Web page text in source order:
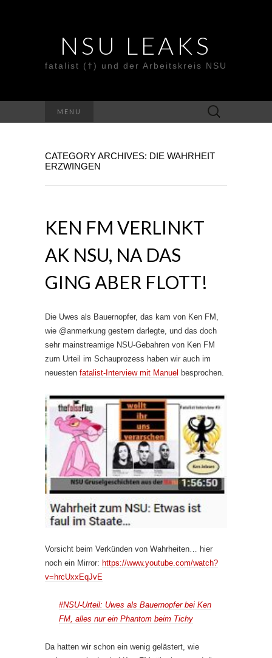
NSU LEAKS
fatalist (†) und der Arbeitskreis NSU
MENU
Suche
nach:
CATEGORY ARCHIVES: DIE WAHRHEIT
ERZWINGEN
KEN FM VERLINKT
AK NSU, NA DAS
GING ABER FLOTT!
Die Uwes als Bauernopfer, das kam von Ken FM,
wie @anmerkung gestern darlegte, und das doch
sehr mainstreamige NSU-Gebahren von Ken FM
zum Urteil im Schauprozess haben wir auch im
neuesten fatalist-Interview mit Manuel besprochen.
Vorsicht beim Verkünden von Wahrheiten… hier
noch ein Mirror: https://www.youtube.com/watch?
v=hrcUxxEqJvE
#NSU-Urteil: Uwes als Bauernopfer bei Ken
FM, alles nur ein Phantom beim Tichy
Da hatten wir schon ein wenig gelästert, wie